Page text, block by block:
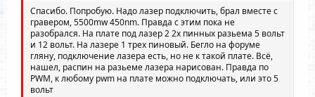
Спасибо. Попробую. Надо лазер подключить, брал вместе с
гравером, 5500mw 450nm. Правда с этим пока не
разобрался. На плате под лазер 2 2х пинных разьема 5 вольт
и 12 вольт. На лазере 1 трех пиновый. Бегло на форуме
гляну, подключение лазера есть, но не к такой плате. Всё,
нашел, распин на разьеме лазера нарисован. Правда по
PWM, к любому pwm на плате можно подключать, или это 5
вольт